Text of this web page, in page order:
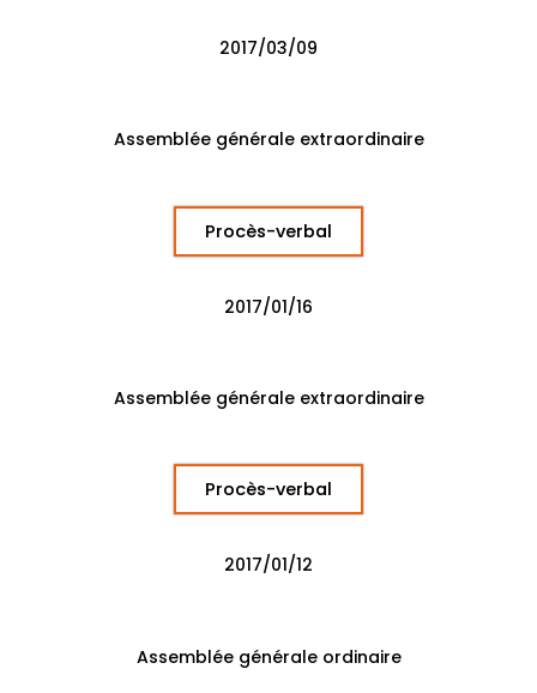
2017/03/09
Assemblée générale extraordinaire
Procès-verbal
2017/01/16
Assemblée générale extraordinaire
Procès-verbal
2017/01/12
Assemblée générale ordinaire